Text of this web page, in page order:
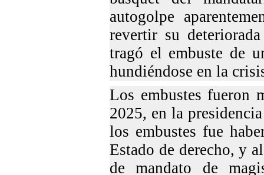
autogolpe
revertir su
tragó el embuste de
hundiéndose en la
Los embustes fueron
2025, en la
los embustes fue
Estado de derecho, y
de mandato de